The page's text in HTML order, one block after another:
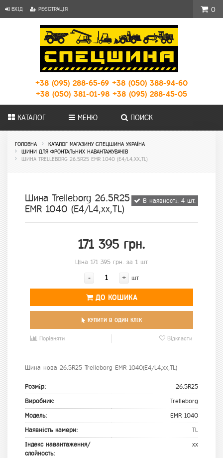
ВХІД РЕЄСТРАЦІЯ
+38 (095) 288-65-69 +38 (050) 388-94-60
+38 (050) 381-01-98 +38 (095) 288-45-05
КАТАЛОГ МЕНЮ ПОИСК
ГОЛОВНА
КАТАЛОГ МАГАЗИНУ СПЕЦШИНА УКРАЇНА
ШИНИ ДЛЯ ФРОНТАЛЬНИХ НАВАНТАЖУВАЧІВ
ШИНА TRELLEBORG 26.5R25 EMR 1040 (E4/L4,XX,TL)
В наявності: 4 шт.
Шина Trelleborg 26.5R25
EMR 1040 (E4/L4,xx,TL)
171 395 грн.
Ціна 171 395 грн. за 1 шт
- + шт
ДО КОШИКА
КУПИТИ В ОДИН КЛІК
Порівняти Відкласти
Шина нова 26.5R25 Trelleborg EMR 1040(E4/L4,xx,TL)
Розмір: 26.5R25
Виробник: Trelleborg
Модель: EMR 1040
Наявність камери: TL
Індекс навантаження/
слойность:
xx
0